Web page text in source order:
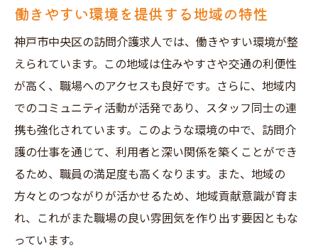
柔軟な対応力を身につける方法
介護現場でのチームワークの活用
利用者との信頼関係の築き方
兵庫県神戸市中央区で訪問介護求人を選ぶポイ
ント
訪問介護職場の雰囲気をリサーチ
給与や待遇面でのチェックポイント
職場環境の安全性について
訪問介護求人の将来性を見据える
働きやすい環境を提供する地域の特性
神戸市中央区の訪問介護求人では、働きやすい環境が整
えられています。この地域は住みやすさや交通の利便性
が高く、職場へのアクセスも良好です。さらに、地域内
でのコミュニティ活動が活発であり、スタッフ同士の連
携も強化されています。このような環境の中で、訪問介
護の仕事を通じて、利用者と深い関係を築くことができ
るため、職員の満足度も高くなります。また、地域の
方々とのつながりが活かせるため、地域貢献意識が育ま
れ、これがまた職場の良い雰囲気を作り出す要因ともな
っています。